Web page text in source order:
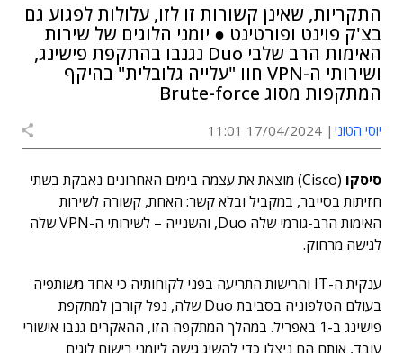
התקריות, שאינן קשורות זו לזו, עלולות לפגוע גם
בצ'ק פוינט ופורטינט ● יומני הלוגים של שירות
האימות הרב שלבי Duo נגנבו בהתקפת פישינג,
ושירותי ה-VPN חוו "עלייה גלובלית" בהיקף
המתקפות מסוג Brute-force
יוסי הטוני 17/04/2024 11:01
סיסקו
(Cisco) מוצאת את עצמה בימים האחרונים נאבקת בשתי
חזיתות בסייבר, במקביל ובלא קשר: האחת, קשורה לשירות
האימות הרב-גורמי שלה Duo, והשנייה – לשירותי ה-VPN שלה
לגישה מרחוק.
ענקית ה-IT והרישות התריעה בפני לקוחותיה כי אחד משותפיה
בעולם הטלפוניה בסביבת Duo שלה, נפל קורבן למתקפת
פישינג ב-1 באפריל. במהלך המתקפה הזו, ההאקרים גנבו אישורי
עובד, אותם הם ניצלו כדי להשיג גישה ליומני רישום לוגים